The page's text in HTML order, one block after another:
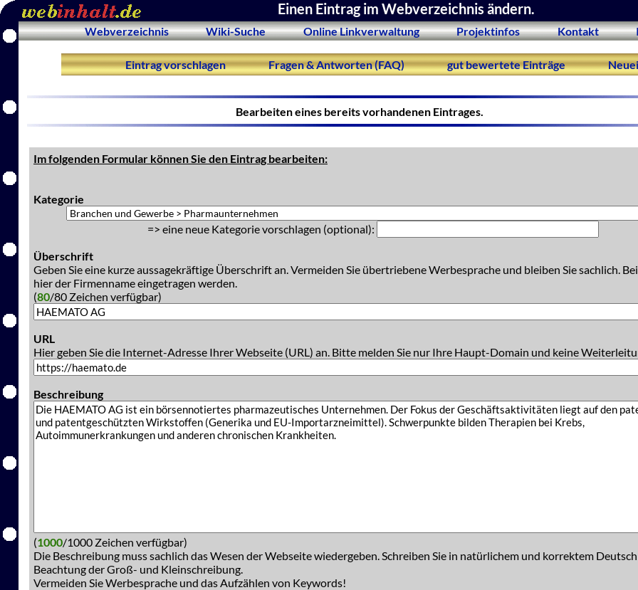
Einen Eintrag im Webverzeichnis ändern.
Webverzeichnis Wiki-Suche Online Linkverwaltung Projektinfos Kontakt
Eintrag vorschlagen Fragen & Antworten (FAQ) gut bewertete Einträge
Bearbeiten eines bereits vorhandenen Eintrages.
Im folgenden Formular können Sie den Eintrag bearbeiten:
Kategorie
=> eine neue Kategorie vorschlagen (optional):
Überschrift
Geben Sie eine kurze aussagekräftige Überschrift an. Vermeiden Sie übertriebene Werbesprache und bleiben Sie sachlich.
hier der Firmenname eingetragen werden.
(80/80 Zeichen verfügbar)
URL
Hier geben Sie die Internet-Adresse Ihrer Webseite (URL) an. Bitte melden Sie nur Ihre Haupt-Domain und keine
Beschreibung
(1000/1000 Zeichen verfügbar)
Die Beschreibung muss sachlich das Wesen der Webseite wiedergeben. Schreiben Sie in natürlichem und korrektem
Beachtung der Groß- und Kleinschreibung.
Vermeiden Sie Werbesprache und das Aufzählen von Keywords!